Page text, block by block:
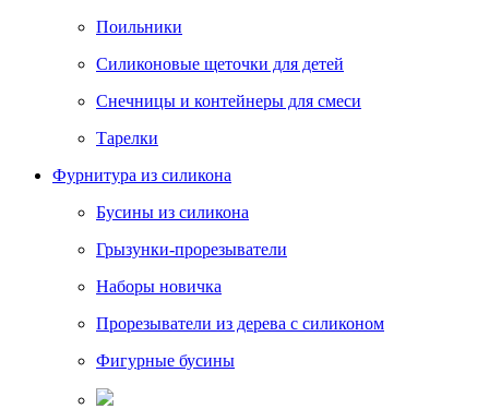
Поильники
Силиконовые щеточки для детей
Снечницы и контейнеры для смеси
Тарелки
Фурнитура из силикона
Бусины из силикона
Грызунки-прорезыватели
Наборы новичка
Прорезыватели из дерева с силиконом
Фигурные бусины